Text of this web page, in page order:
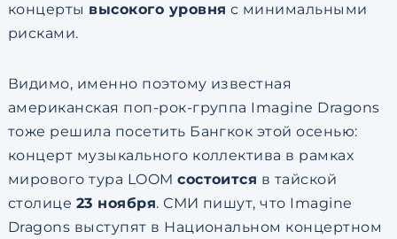
концерты высокого уровня с минимальными
рисками.
Видимо, именно поэтому известная
американская поп-рок-группа Imagine Dragons
тоже решила посетить Бангкок этой осенью:
концерт музыкального коллектива в рамках
мирового тура LOOMсостоится в тайской
столице 23 ноября. СМИ пишут, что Imagine
Dragons выступят в Национальном концертном